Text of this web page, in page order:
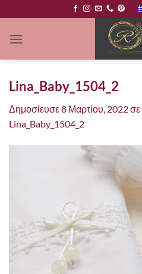
στο
περιεχόμενο
Lina_Baby_1504_2
Δημοσίευσε8 Μαρτίου, 2022σε
Lina_Baby_1504_2